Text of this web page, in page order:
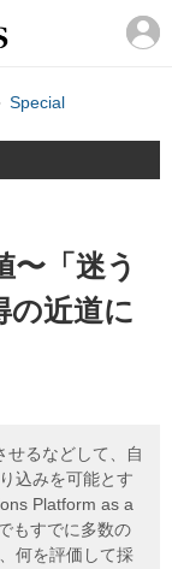
Special
〜「迷う
の近道に
せるなどして、自
込みを可能とす
Platform as a
もすでに多数の
何を評価して採